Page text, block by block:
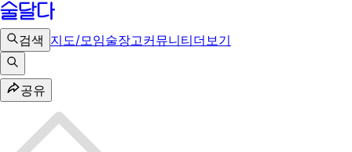
검색 지도/모임술장고커뮤니티더보기
공유